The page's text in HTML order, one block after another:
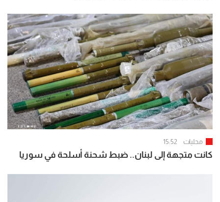
محليات 15:52
كانت متجهة إلى لبنان.. ضبط شحنة أسلحة في سوريا